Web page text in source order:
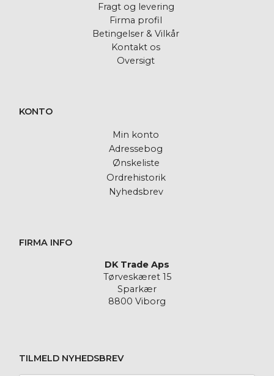
Fragt og levering
Firma profil
Betingelser & Vilkår
Kontakt os
Oversigt
KONTO
Min konto
Adressebog
Ønskeliste
Ordrehistorik
Nyhedsbrev
FIRMA INFO
DK Trade Aps
Tørveskæret 15
Sparkær
8800 Viborg
TILMELD NYHEDSBREV